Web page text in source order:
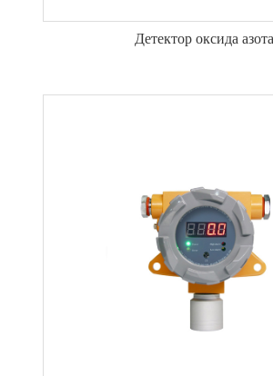
Детектор оксида азота